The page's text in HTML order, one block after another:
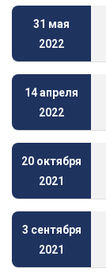
31 мая
2022
14 апреля
2022
20 октября
2021
3 сентября
2021